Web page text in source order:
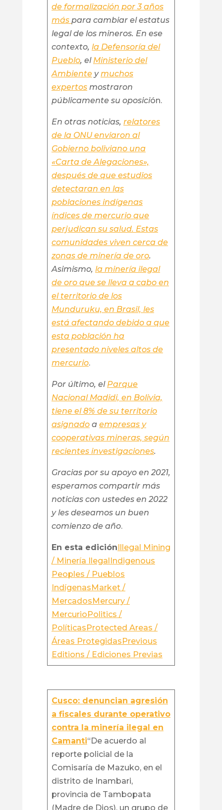
de formalización por 3 años
más para cambiar el estatus
legal de los mineros. En ese
contexto, la Defensoría del
Pueblo, el Ministerio del
Ambienteymuchos
expertosmostraron
públicamente su oposición.
En otras noticias, relatores
de la ONU enviaron al
Gobierno boliviano una
«Carta de Alegaciones»,
después de que estudios
detectaran en las
poblaciones indígenas
índices de mercurio que
perjudican su salud. Estas
comunidades viven cerca de
zonas de minería de oro.
Asimismo, la minería ilegal
de oro que se lleva a cabo en
el territorio de los
Munduruku, en Brasil, les
está afectando debido a que
esta población ha
presentado niveles altos de
mercurio.
Por último, el Parque
Nacional Madidi, en Bolivia,
tiene el 8% de su territorio
asignadoa empresas y
cooperativas mineras, según
recientes investigaciones.
Gracias por su apoyo en 2021,
esperamos compartir más
noticias con ustedes en 2022
y les deseamos un buen
comienzo de año.
En esta ediciónIllegal Mining
/ Minería IlegalIndigenous
Peoples / Pueblos
IndígenasMarket /
MercadosMercury /
MercurioPolitics /
PolíticasProtected Areas /
Áreas ProtegidasPrevious
Editions / Ediciones Previas
Cusco: denuncian agresión
a fiscales durante operativo
contra la minería ilegal en
Camanti“De acuerdo al
reporte policial de la
Comisaría de Mazuko, en el
distrito de Inambari,
provincia de Tambopata
(Madre de Dios), un grupo de